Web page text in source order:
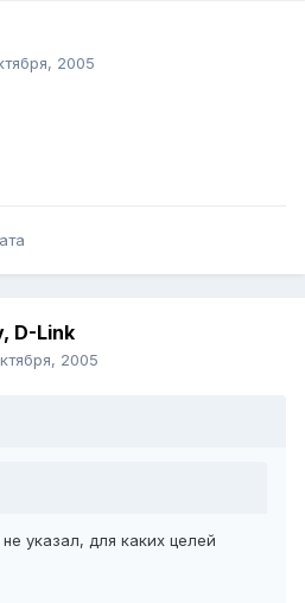
2005
D-Link
2005
указал, для каких целей